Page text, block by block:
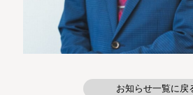
お知らせ一覧に戻